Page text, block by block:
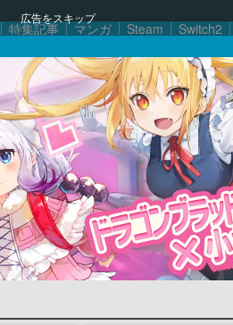
広告をスキップ
特集記事 マンガ Steam Switch2